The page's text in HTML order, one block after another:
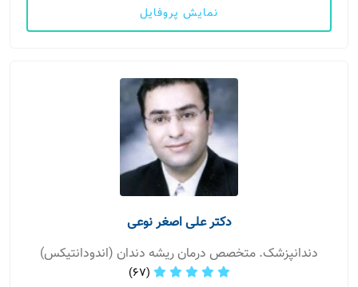
نمایش پروفایل
دکتر علی اصغر نوعی
دندانپزشک. متخصص درمان ریشه دندان (اندودانتیکس)
(67)